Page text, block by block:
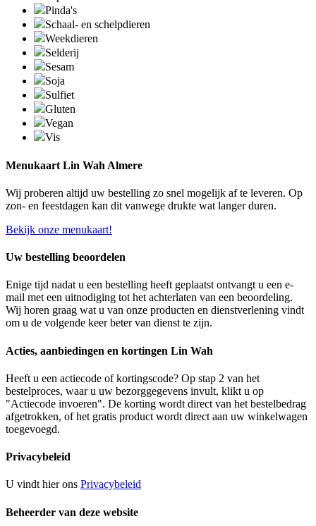
Pinda's
Schaal- en schelpdieren
Weekdieren
Selderij
Sesam
Soja
Sulfiet
Gluten
Vegan
Vis
Menukaart Lin Wah Almere
Wij proberen altijd uw bestelling zo snel mogelijk af te leveren. Op
zon- en feestdagen kan dit vanwege drukte wat langer duren.
Bekijk onze menukaart!
Uw bestelling beoordelen
Enige tijd nadat u een bestelling heeft geplaatst ontvangt u een e-
mail met een uitnodiging tot het achterlaten van een beoordeling.
Wij horen graag wat u van onze producten en dienstverlening vindt
om u de volgende keer beter van dienst te zijn.
Acties, aanbiedingen en kortingen Lin Wah
Heeft u een actiecode of kortingscode? Op stap 2 van het
bestelproces, waar u uw bezorggegevens invult, klikt u op
"Actiecode invoeren". De korting wordt direct van het bestelbedrag
afgetrokken, of het gratis product wordt direct aan uw winkelwagen
toegevoegd.
Privacybeleid
U vindt hier ons Privacybeleid
Beheerder van deze website